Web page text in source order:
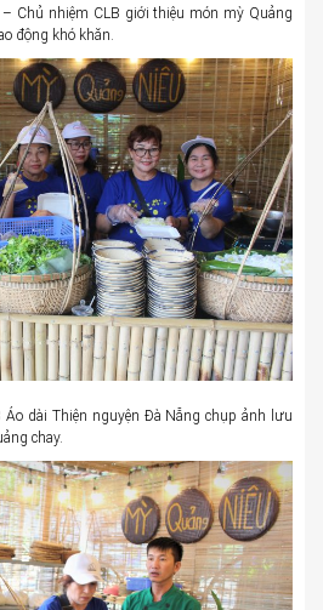
Chủ nhiệm CLB giới thiệu món mỳ Quảng
động khó khăn.
Áo dài Thiện nguyện Đà Nẵng chụp ảnh lưu
chay.